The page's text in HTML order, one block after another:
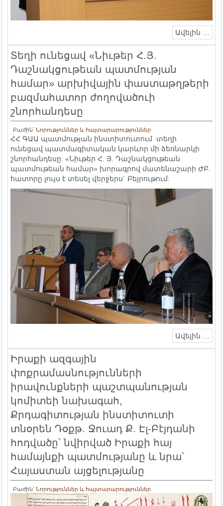
Ավելին …
Տեղի ունեցավ «Նիւթեր Հ.Յ.
Դաշնակցութեան պատմության
համար» արխիվային փաստաթղթերի
բազմահատոր ժողովածուի
շնորհանդեսը
Բաժին՝ Նորություններ և հայտարարություններ
ՀՀ ԳԱԱ պատմության ինստիտուտում տեղի
ունեցավ պատմագիտական կարևոր մի ձեռնարկի
շնորհանդեսը: «Նիւթեր Հ. Յ. Դաշնակցութեան
պատմութեան համար» խորագրով մատենաշարի ԺԲ.
հատորը լույս է տեսել վերջերս` Բեյրութում:
Ավելին …
Իրաքի ազգային
փոքրամասնությունների
իրավունքների պաշտպանության
կոմիտեի նախագահ,
Քրդագիտության ինստիտուտի
տնօրեն Դօքթ. Ջուադ Ք. Էլ-Բէյդանի
հոդվածը՝ նվիրված Իրաքի հայ
համայնքի պատմությանը և նրա՝
Հայաստան այցելությանը
Բաժին՝ Նորություններ և հայտարարություններ